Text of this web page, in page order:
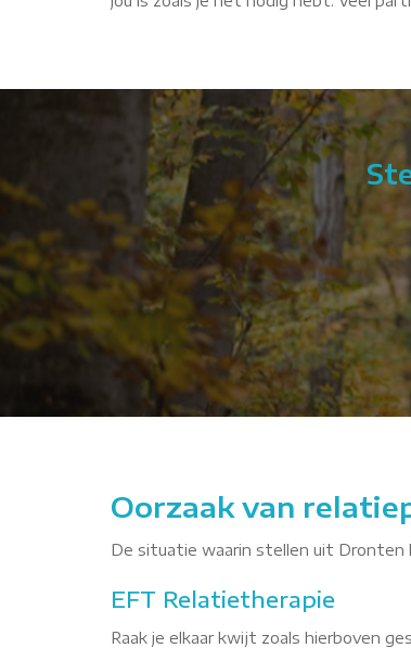
Oorzaak van
De situatie waarin stellen uit Dronten
EFT Relatietherapie
Raak je elkaar kwijt zoals hierboven